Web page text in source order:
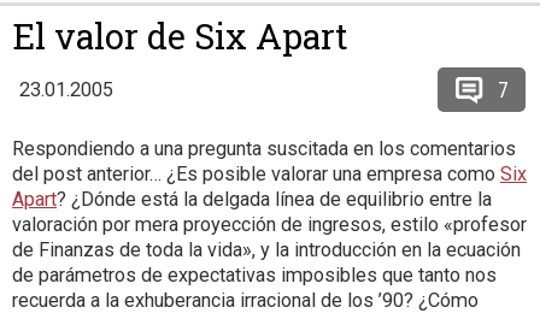
El valor de Six Apart
23.01.2005 7
Respondiendo a una pregunta suscitada en los comentarios
del post anterior… ¿Es posible valorar una empresa como Six
Apart? ¿Dónde está la delgada línea de equilibrio entre la
valoración por mera proyección de ingresos, estilo «profesor
de Finanzas de toda la vida», y la introducción en la ecuación
de parámetros de expectativas imposibles que tanto nos
recuerda a la exhuberancia irracional de los ’90? ¿Cómo